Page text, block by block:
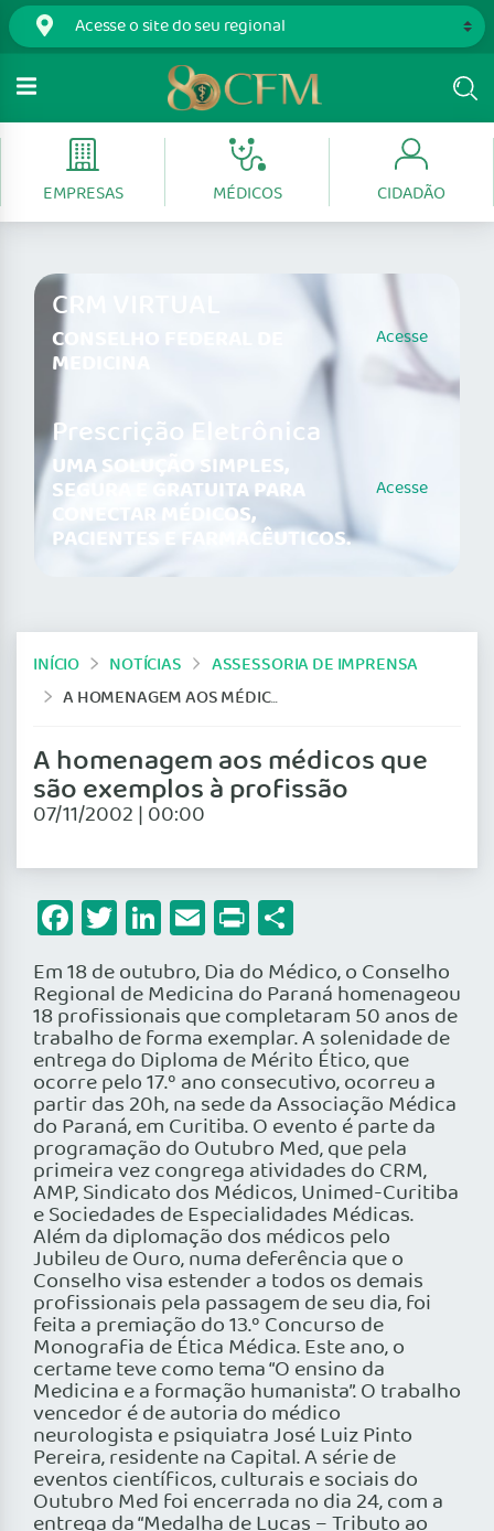
EMPRESAS MÉDICOS CIDADÃO
CRM VIRTUAL
CONSELHO FEDERAL DE
MEDICINA
Acesse
Prescrição Eletrônica
UMA SOLUÇÃO SIMPLES,
SEGURA E GRATUITA PARA
CONECTAR MÉDICOS,
PACIENTES E FARMACÊUTICOS.
Acesse
INÍCIO NOTÍCIAS
ASSESSORIA DE IMPRENSA
A HOMENAGEM AOS MÉDICOS QUE SÃO EXEMPLOS À PROFISSÃO
A homenagem aos médicos que
são exemplos à profissão
07/11/2002 | 00:00
Facebook
Twitter
LinkedIn
Email
Print
Em 18 de outubro, Dia do Médico, o Conselho
Regional de Medicina do Paraná homenageou
18 profissionais que completaram 50 anos de
trabalho de forma exemplar. A solenidade de
entrega do Diploma de Mérito Ético, que
ocorre pelo 17.º ano consecutivo, ocorreu a
partir das 20h, na sede da Associação Médica
do Paraná, em Curitiba. O evento é parte da
programação do Outubro Med, que pela
primeira vez congrega atividades do CRM,
AMP, Sindicato dos Médicos, Unimed-Curitiba
e Sociedades de Especialidades Médicas.
Além da diplomação dos médicos pelo
Jubileu de Ouro, numa deferência que o
Conselho visa estender a todos os demais
profissionais pela passagem de seu dia, foi
feita a premiação do 13.º Concurso de
Monografia de Ética Médica. Este ano, o
certame teve como tema “O ensino da
Medicina e a formação humanista”. O trabalho
vencedor é de autoria do médico
neurologista e psiquiatra José Luiz Pinto
Pereira, residente na Capital. A série de
eventos científicos, culturais e sociais do
Outubro Med foi encerrada no dia 24, com a